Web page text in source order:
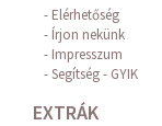
Elérhetőség
Írjon nekünk
Impresszum
Segítség - GYIK
EXTRÁK